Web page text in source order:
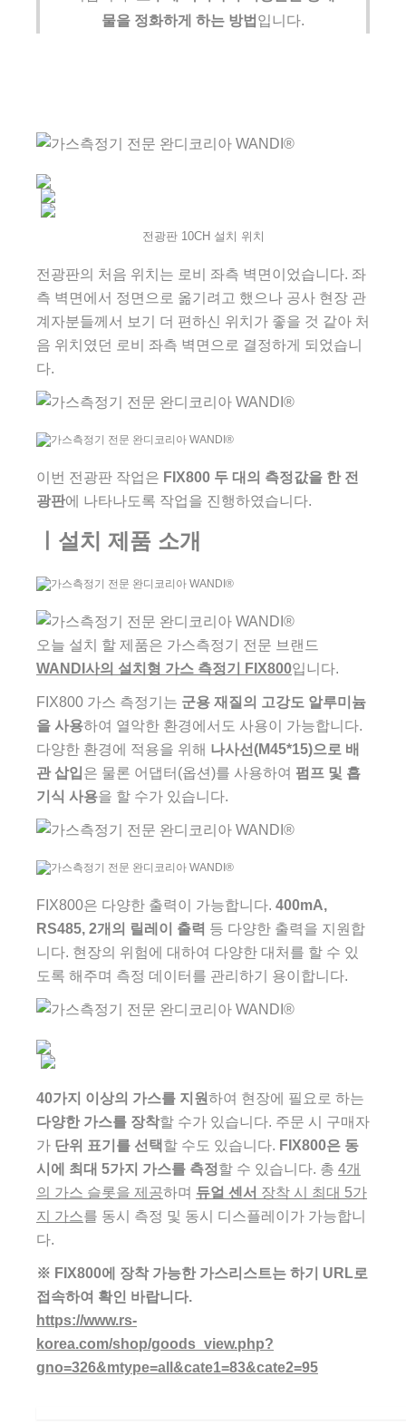
물을 정화하게 하는 방법 입니다.
전광판 10CH 설치 위치
전광판의 처음 위치는 로비 좌측 벽면이었습니다. 좌
측 벽면에서 정면으로 옮기려고 했으나 공사 현장 관
계자분들께서 보기 더 편하신 위치가 좋을 것 같아 처
음 위치였던 로비 좌측 벽면으로 결정하게 되었습니
다.
이번 전광판 작업은 FIX800 두 대의 측정값을 한 전
광판에 나타나도록 작업을 진행하였습니다.
ㅣ설치 제품 소개
오늘 설치 할 제품은 가스측정기 전문 브랜드
WANDI사의 설치형 가스 측정기 FIX800입니다.
FIX800 가스 측정기는 군용 재질의 고강도 알루미늄
을 사용하여 열악한 환경에서도 사용이 가능합니다.
다양한 환경에 적용을 위해 나사선(M45*15)으로 배
관 삽입 은 물론 어댑터(옵션)를 사용하여 펌프 및 흡
기식 사용을 할 수가 있습니다.
FIX800은 다양한 출력이 가능합니다. 400mA,
RS485, 2개의 릴레이 출력 등 다양한 출력을 지원합
니다. 현장의 위험에 대하여 다양한 대처를 할 수 있
도록 해주며 측정 데이터를 관리하기 용이합니다.
40가지 이상의 가스를 지원하여 현장에 필요로 하는
다양한 가스를 장착할 수가 있습니다. 주문 시 구매자
가 단위 표기를 선택 할 수도 있습니다. FIX800은 동
시에 최대 5가지 가스를 측정할 수 있습니다. 총 4개
의 가스 슬롯을 제공하며 듀얼 센서 장착 시 최대 5가
지 가스를 동시 측정 및 동시 디스플레이가 가능합니
다.
※ FIX800에 장착 가능한 가스리스트는 하기 URL로
접속하여 확인 바랍니다.
https://www.rs-
korea.com/shop/goods_view.php?
gno=326&mtype=all&cate1=83&cate2=95